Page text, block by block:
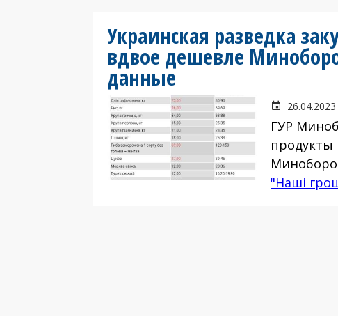
Украинская разведка
вдвое дешевле
данные
26.04.2023
ГУР
продукты
"Наші